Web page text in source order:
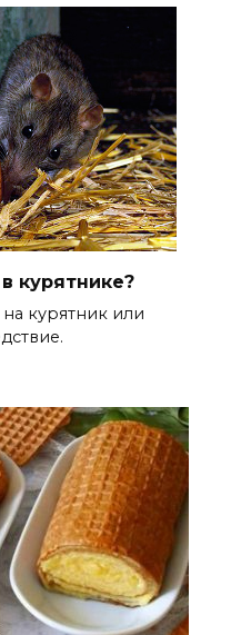
курятнике?
курятник или